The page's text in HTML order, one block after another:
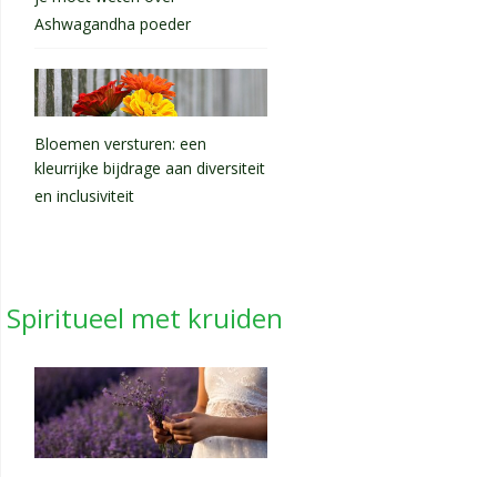
Ashwagandha poeder
Bloemen versturen: een
kleurrijke bijdrage aan diversiteit
en inclusiviteit
Spiritueel met kruiden